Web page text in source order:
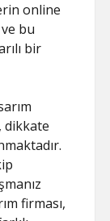
online
bu
bir
dikkate
firması,